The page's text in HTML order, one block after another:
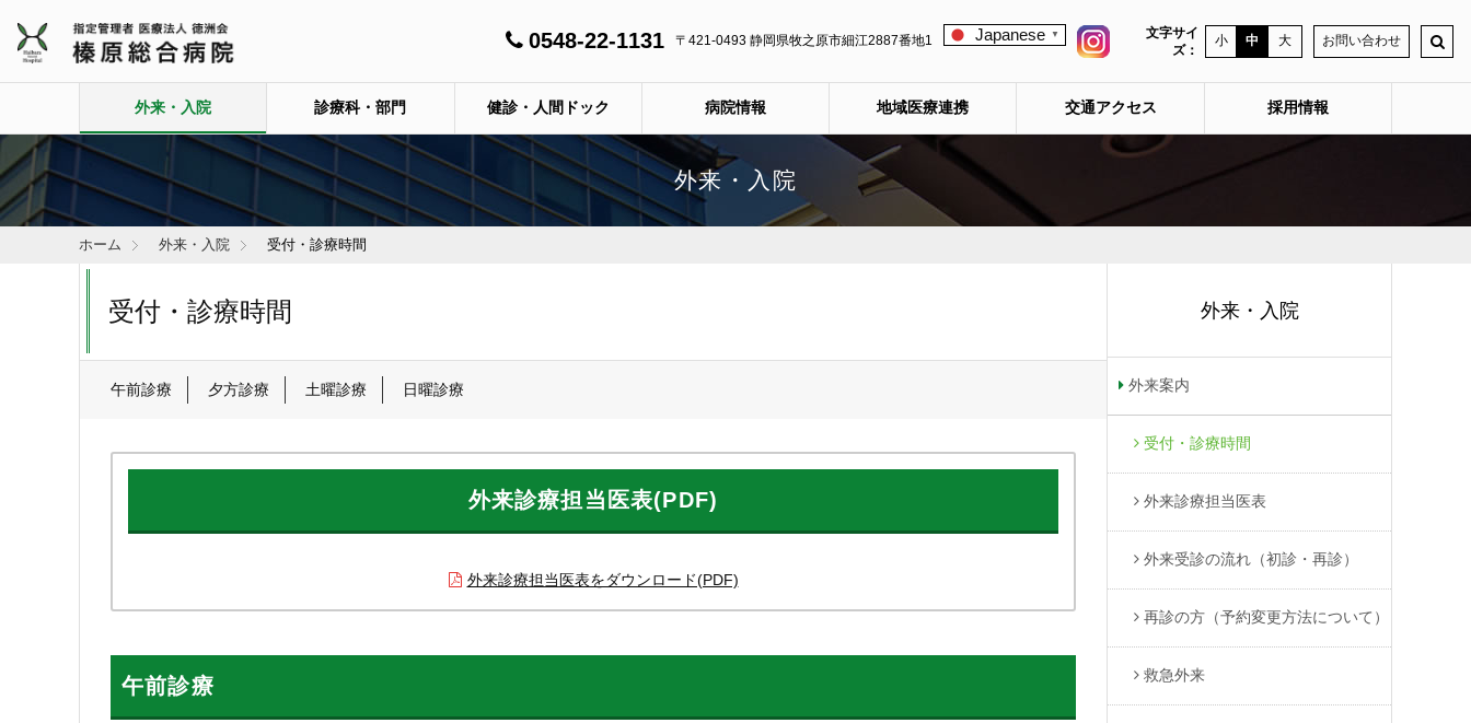
0548-22-1131 〒421-0493 静岡県牧之原市細江2887番地1 Japanese ▼
文字サイ
ズ：
小 中 大 お問い合わせ
外来・入院 診療科・部門 健診・人間ドック 病院情報 地域医療連携 交通アクセス 採用情報
外来・入院
ホーム 外来・入院 受付・診療時間
受付・診療時間
午前診療 夕方診療 土曜診療 日曜診療
外来診療担当医表(PDF)
外来診療担当医表をダウンロード(PDF)
午前診療
外来・入院
外来案内
受付・診療時間
外来診療担当医表
外来受診の流れ（初診・再診）
再診の方（予約変更方法について）
救急外来